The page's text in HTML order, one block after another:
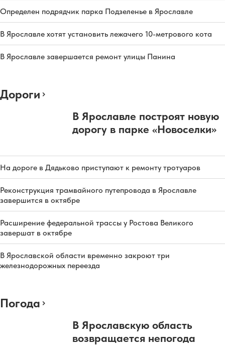
Определен подрядчик парка Подзеленье в Ярославле
В Ярославле хотят установить лежачего 10-метрового кота
В Ярославле завершается ремонт улицы Панина
Дороги
В Ярославле построят новую
дорогу в парке «Новоселки»
На дороге в Дядьково приступают к ремонту тротуаров
Реконструкция трамвайного путепровода в Ярославле
завершится в октябре
Расширение федеральной трассы у Ростова Великого
завершат в октябре
В Ярославской области временно закроют три
железнодорожных переезда
Погода
В Ярославскую область
возвращается непогода